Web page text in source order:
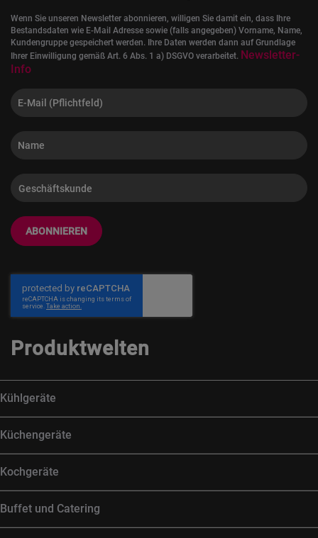
Wenn Sie unseren Newsletter abonnieren, willigen Sie damit ein, dass Ihre
Bestandsdaten wie E-Mail Adresse sowie (falls angegeben) Vorname, Name,
Kundengruppe gespeichert werden. Ihre Daten werden dann auf Grundlage
Ihrer Einwilligung gemäß Art. 6 Abs. 1 a) DSGVO verarbeitet. Newsletter-
Info
ABONNIEREN
Produktwelten
Kühlgeräte
Küchengeräte
Kochgeräte
Buffet und Catering